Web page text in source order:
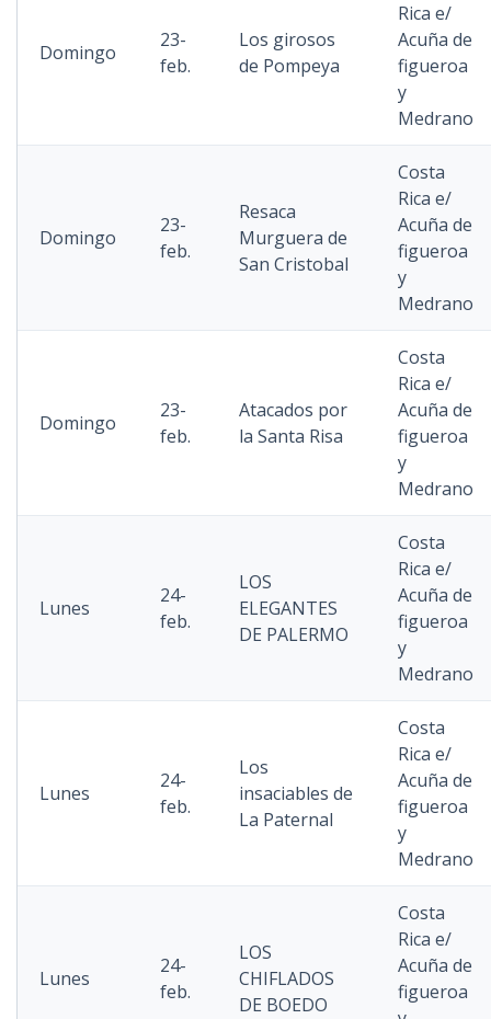
Domingo
23-
feb.
Los girosos
de Pompeya
Rica e/
Acuña de
figueroa
y
Medrano
Domingo
23-
feb.
Resaca
Murguera de
San Cristobal
Costa
Rica e/
Acuña de
figueroa
y
Medrano
Domingo
23-
feb.
Atacados por
la Santa Risa
Costa
Rica e/
Acuña de
figueroa
y
Medrano
Lunes
24-
feb.
LOS
ELEGANTES
DE PALERMO
Costa
Rica e/
Acuña de
figueroa
y
Medrano
Lunes
24-
feb.
Los
insaciables de
La Paternal
Costa
Rica e/
Acuña de
figueroa
y
Medrano
Lunes
24-
feb.
LOS
CHIFLADOS
DE BOEDO
Costa
Rica e/
Acuña de
figueroa